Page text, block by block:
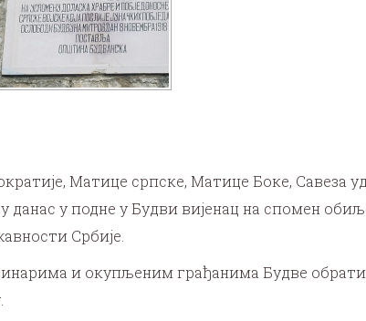
Матице српске, Матице Боке,
у подне у Будви вијенац на спомен
Србије.
и окупљеним грађанима Будве